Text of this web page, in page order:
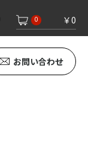
0 ￥0
お問い合わせ